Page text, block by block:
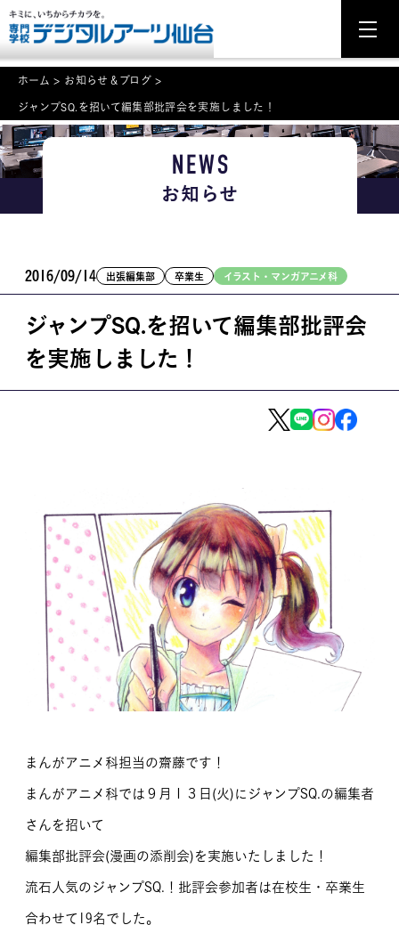
NEWS
学科・専攻案内
学校案内
就職・資格
イベント案内
学びの環境
保護者のみなさま
企業のみなさま
卒業生のみなさま
資料請求
お問い合わせ
交通アクセス
学校情報公開
よくある質問
個人情報保護
ホーム > お知らせ＆ブログ >
ジャンプSQ.を招いて編集部批評会を実施しました！
NEWS
お知らせ
2016/09/14 出張編集部 卒業生 イラスト・マンガアニメ科
ジャンプSQ.を招いて編集部批評会
を実施しました！
まんがアニメ科担当の齋藤です！
まんがアニメ科では９月１３日(火)にジャンプSQ.の編集者
さんを招いて
編集部批評会(漫画の添削会)を実施いたしました！
流石人気のジャンプSQ.！批評会参加者は在校生・卒業生
合わせて19名でした。